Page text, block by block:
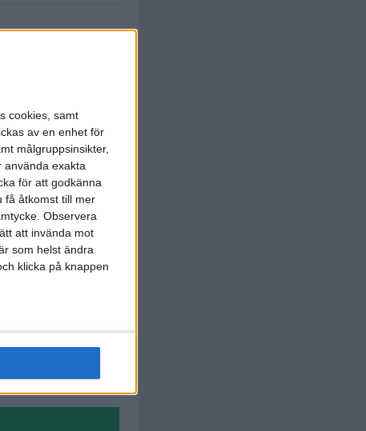
cookies, samt
av en enhet för
målgruppsinsikter,
använda exakta
för att godkänna
få åtkomst till mer
Observera
att invända mot
som helst ändra
klicka på knappen
Nanani
Calila ) 88 min